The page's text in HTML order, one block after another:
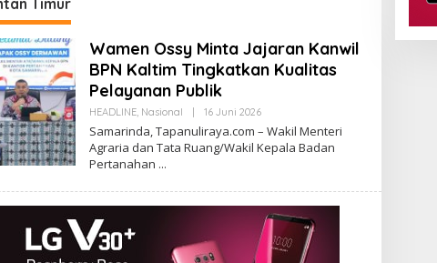
Wamen Ossy Minta Jajaran Kanwil
BPN Kaltim Tingkatkan Kualitas
Pelayanan Publik
HEADLINE, Nasional 16 Juni 2026Oleh
Samarinda, Tapanuliraya.com – Wakil Menteri
Agraria dan Tata Ruang/Wakil Kepala Badan
Pertanahan